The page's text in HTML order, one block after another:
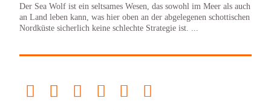
Der Sea Wolf ist ein seltsames Wesen, das sowohl im Meer als auch
an Land leben kann, was hier oben an der abgelegenen schottischen
Nordküste sicherlich keine schlechte Strategie ist. ...